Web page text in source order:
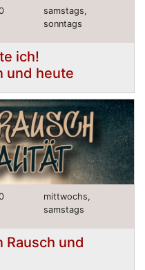
samstags,
sonntags
ich!
und heute
mittwochs,
samstags
und